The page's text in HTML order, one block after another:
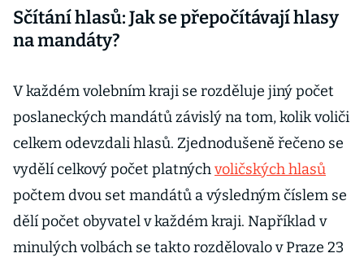
Sčítání hlasů: Jak se přepočítávají hlasy
na mandáty?
V každém volebním kraji se rozděluje jiný počet
poslaneckých mandátů závislý na tom, kolik voliči
celkem odevzdali hlasů. Zjednodušeně řečeno se
vydělí celkový počet platnýchvoličských hlasů
počtem dvou set mandátů a výsledným číslem se
dělí počet obyvatel v každém kraji. Například v
minulých volbách se takto rozdělovalo v Praze 23